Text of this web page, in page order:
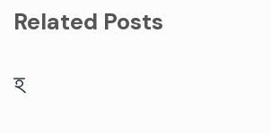
Related Posts
হ